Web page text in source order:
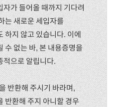
가 들어올 때까지 기다려
는 새로운 세입자를
하지 않고 있습니다. 이에
수 없는 바, 본 내용증명을
적으로 알립니다.
반환해 주시기 바라며,
반환해 주지 아니할 경우